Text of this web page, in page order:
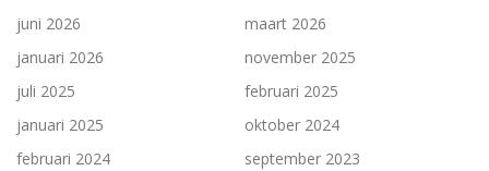
juni 2026
maart 2026
januari 2026
november 2025
juli 2025
februari 2025
januari 2025
oktober 2024
februari 2024
september 2023